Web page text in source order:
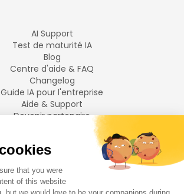
AI Support
Test de maturité IA
Blog
Centre d'aide & FAQ
Changelog
Guide IA pour l'entreprise
Aide & Support
Devenir partenaire
LANGUES
Français